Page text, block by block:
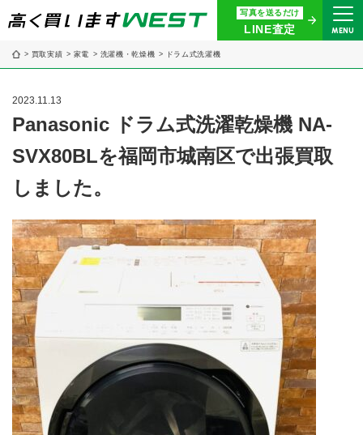
写真を送るだけ
LINE査定 MENU
まずはお気軽にお問い合わせ・
査定をご依頼ください
買取専用ダイヤル
9:00〜18:30(年中無休)
24時間365日受付
簡単操作！LINE査定
宅配買取
出張買取
買取商品ジャンル
トップページ
初めての方へ
買取強化ブランド
買取実績 家電 洗濯機・乾燥機 ドラム式洗濯機
2023.11.13
Panasonic ドラム式洗濯乾燥機 NA-
SVX80BLを福岡市城南区で出張買取
しました。